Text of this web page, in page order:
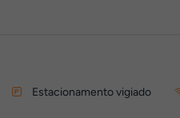
Estacionamento vigiado